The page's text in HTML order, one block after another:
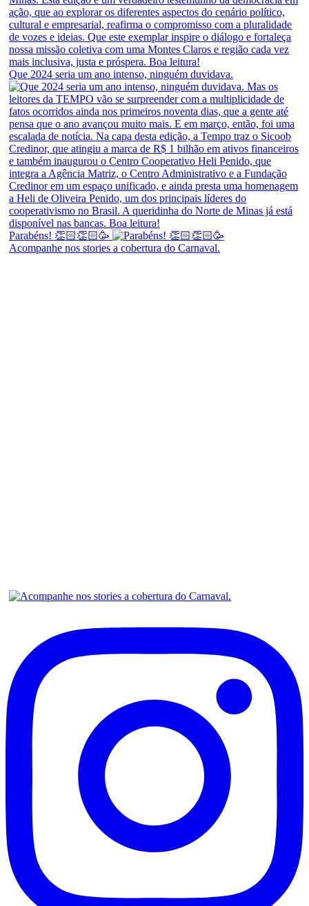
Que 2024 seria um ano intenso, ninguém duvidava.
Parabéns! 👏🏻👏🏻🥳
Acompanhe nos stories a cobertura do Carnaval.